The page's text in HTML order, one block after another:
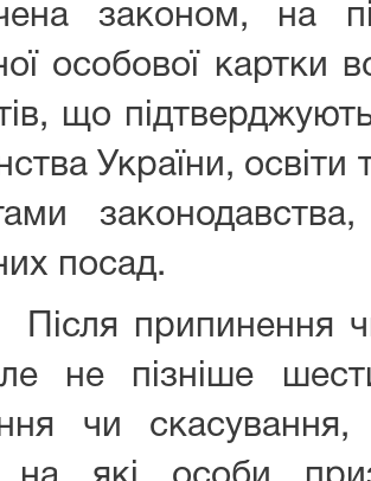
законом, на
особової картки
що
України, освіти
посад.
чи
не пізніше
чи